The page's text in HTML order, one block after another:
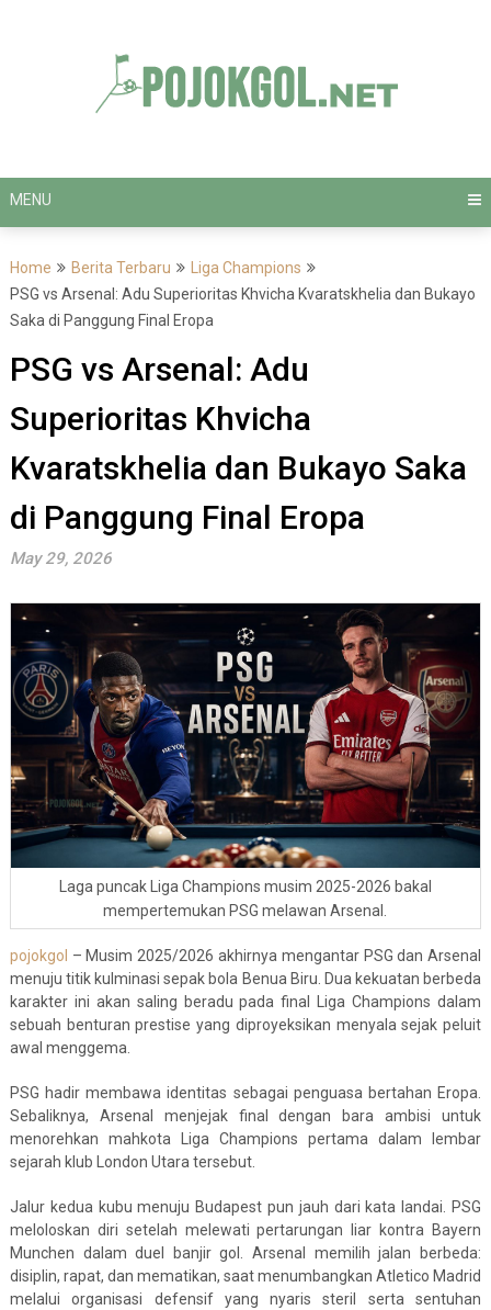
MENU
Home Berita Terbaru
Liga Champions
PSG vs Arsenal: Adu Superioritas Khvicha Kvaratskhelia dan Bukayo
Saka di Panggung Final Eropa
PSG vs Arsenal: Adu
Superioritas Khvicha
Kvaratskhelia dan Bukayo Saka
di Panggung Final Eropa
May 29, 2026
Laga puncak Liga Champions musim 2025-2026 bakal
mempertemukan PSG melawan Arsenal.
pojokgol – Musim 2025/2026 akhirnya mengantar PSG dan Arsenal
menuju titik kulminasi sepak bola Benua Biru. Dua kekuatan berbeda
karakter ini akan saling beradu pada final Liga Champions dalam
sebuah benturan prestise yang diproyeksikan menyala sejak peluit
awal menggema.
PSG hadir membawa identitas sebagai penguasa bertahan Eropa.
Sebaliknya, Arsenal menjejak final dengan bara ambisi untuk
menorehkan mahkota Liga Champions pertama dalam lembar
sejarah klub London Utara tersebut.
Jalur kedua kubu menuju Budapest pun jauh dari kata landai. PSG
meloloskan diri setelah melewati pertarungan liar kontra Bayern
Munchen dalam duel banjir gol. Arsenal memilih jalan berbeda:
disiplin, rapat, dan mematikan, saat menumbangkan Atletico Madrid
melalui organisasi defensif yang nyaris steril serta sentuhan